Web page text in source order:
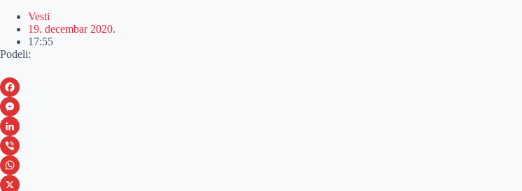
Vesti
19. decembar 2020.
17:55
Podeli:
F
a
c
e
b
M
e
s
s
L
i
n
V
iW